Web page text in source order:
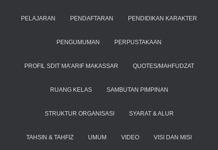
PELAJARAN PENDAFTARAN PENDIDIKAN KARAKTER
PENGUMUMAN PERPUSTAKAAN
PROFIL SDIT MA’ARIF MAKASSAR QUOTES/MAHFUDZAT
RUANG KELAS SAMBUTAN PIMPINAN
STRUKTUR ORGANISASI SYARAT & ALUR
TAHSIN & TAHFIZ UMUM VIDEO VISI DAN MISI